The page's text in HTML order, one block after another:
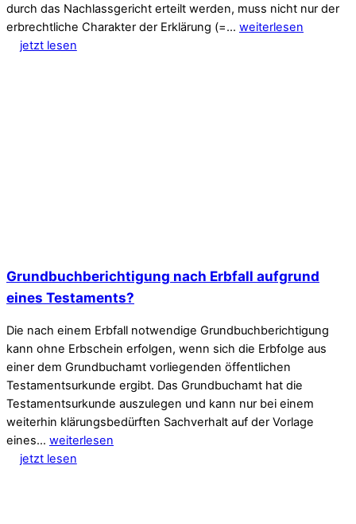
durch das Nachlassgericht erteilt werden, muss nicht nur der
erbrechtliche Charakter der Erklärung (=… weiterlesen
jetzt lesen
Grundbuchberichtigung nach Erbfall aufgrund
eines Testaments?
Die nach einem Erbfall notwendige Grundbuchberichtigung
kann ohne Erbschein erfolgen, wenn sich die Erbfolge aus
einer dem Grundbuchamt vorliegenden öffentlichen
Testamentsurkunde ergibt. Das Grundbuchamt hat die
Testamentsurkunde auszulegen und kann nur bei einem
weiterhin klärungsbedürften Sachverhalt auf der Vorlage
eines… weiterlesen
jetzt lesen